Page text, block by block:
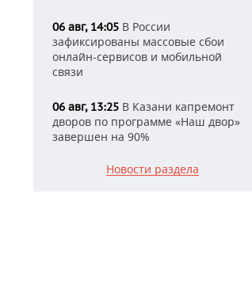
06 авг, 14:05 В России
зафиксированы массовые сбои
онлайн-сервисов и мобильной
связи
06 авг, 13:25 В Казани капремонт
дворов по программе «Наш двор»
завершен на 90%
Новости раздела